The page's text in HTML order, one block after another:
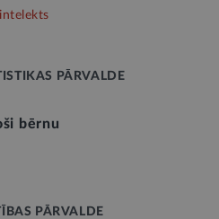
PĀRVALDE
bērnu
PĀRVALDE